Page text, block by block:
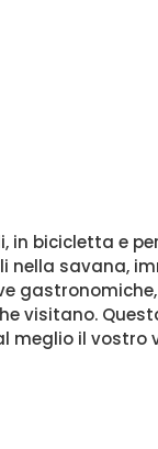
in bicicletta e
savana,
visitano.
meglio il vostro